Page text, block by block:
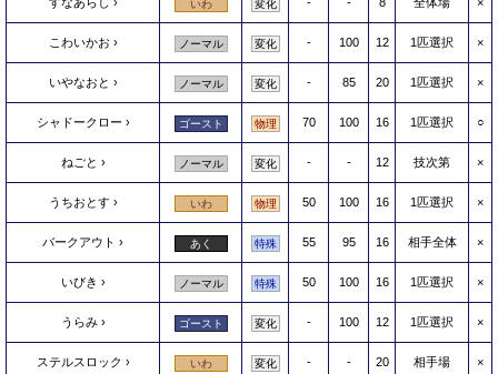
いわ 変化
こわいかお ノーマル 変化 - 100 12 1匹選択 ×
いやなおと ノーマル 変化 - 85 20 1匹選択 ×
シャドークロー ゴースト 物理 70 100 16 1匹選択 ○
ねごと ノーマル 変化 - - 12 技次第 ×
うちおとす いわ 物理 50 100 16 1匹選択 ×
バークアウト あく 特殊 55 95 16 相手全体 ×
いびき ノーマル 特殊 50 100 16 1匹選択 ×
うらみ ゴースト 変化 - 100 12 1匹選択 ×
ステルスロック いわ 変化 - - 20 相手場 ×